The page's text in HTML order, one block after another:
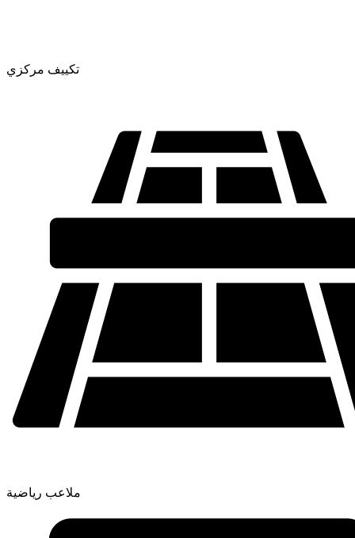
تكييف مركزي
ملاعب رياضية